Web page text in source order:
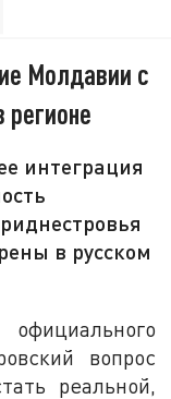
Молдавии с
интеграция
в русском
вопрос
реальной,